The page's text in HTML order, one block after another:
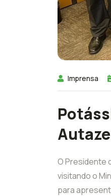
Imprensa
O Presidente
visitando o
para